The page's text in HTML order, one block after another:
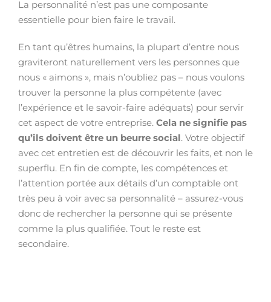
La personnalité n’est pas une composante
essentielle pour bien faire le travail.
En tant qu’êtres humains, la plupart d’entre nous
graviteront naturellement vers les personnes que
nous « aimons », mais n’oubliez pas – nous voulons
trouver la personne la plus compétente (avec
l’expérience et le savoir-faire adéquats) pour servir
cet aspect de votre entreprise. Cela ne signifie pas
qu’ils doivent être un beurre social. Votre objectif
avec cet entretien est de découvrir les faits, et non le
superflu. En fin de compte, les compétences et
l’attention portée aux détails d’un comptable ont
très peu à voir avec sa personnalité – assurez-vous
donc de rechercher la personne qui se présente
comme la plus qualifiée. Tout le reste est
secondaire.